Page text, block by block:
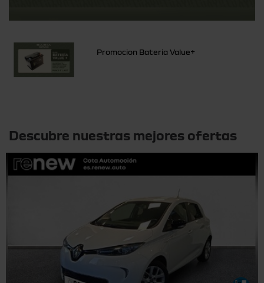
Promocion Bateria Value+
Descubre nuestras mejores ofertas